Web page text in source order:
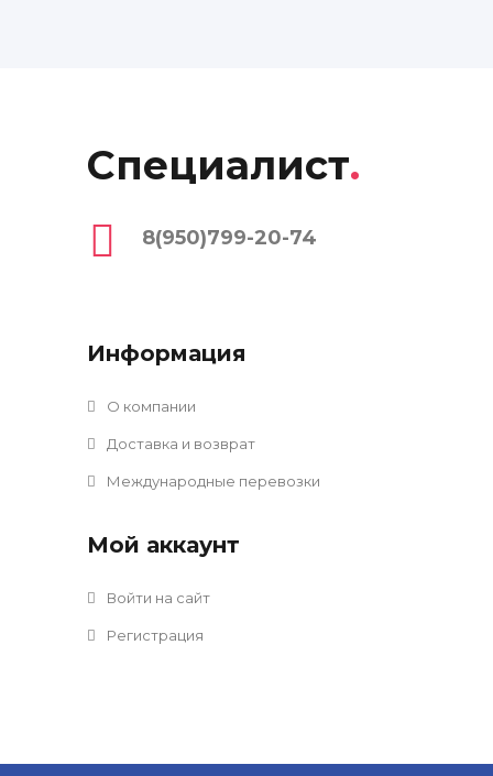
Специалист.
8(950)799-20-74
Информация
О компании
Доставка и возврат
Международные перевозки
Мой аккаунт
Войти на сайт
Регистрация